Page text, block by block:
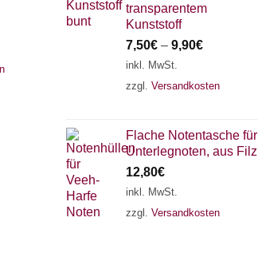
transparentem
Kunststoff
7,50€ – 9,90€
inkl. MwSt.
zzgl. Versandkosten
Flache Notentasche für
Unterlegnoten, aus Filz
12,80€
inkl. MwSt.
zzgl. Versandkosten